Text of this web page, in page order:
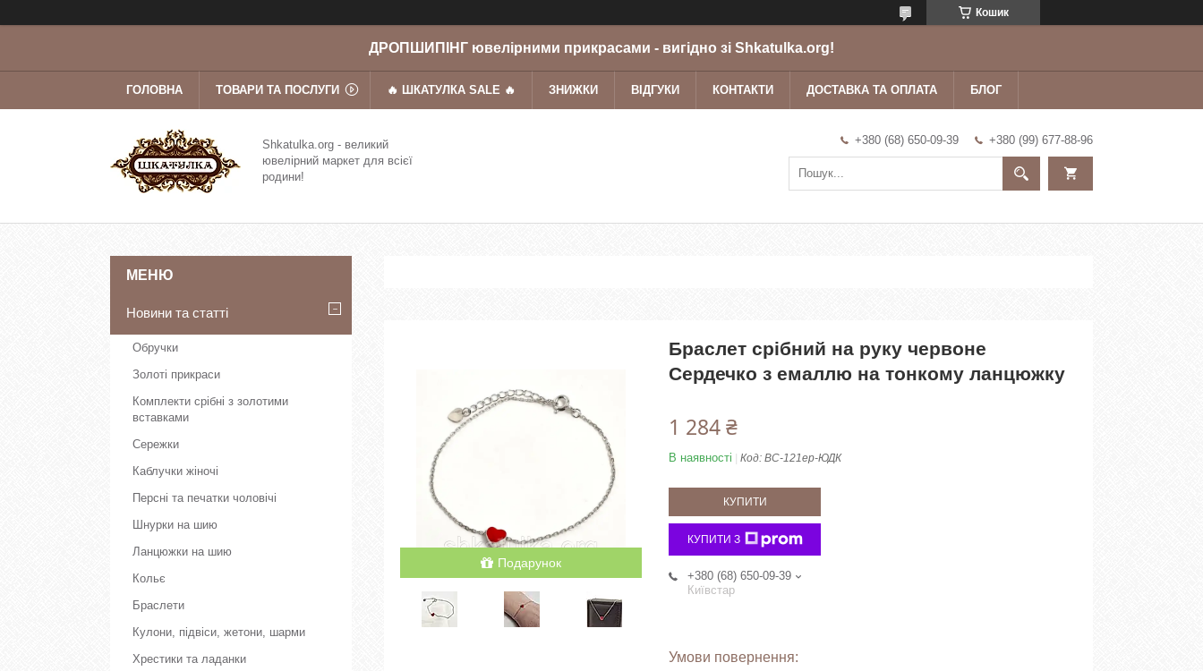
Кошик
ДРОПШИПІНГ ювелірними прикрасами - вигідно зі Shkatulka.org!
ГОЛОВНА ТОВАРИ ТА ПОСЛУГИ 🔥 ШКАТУЛКА SALE 🔥 ЗНИЖКИ ВІДГУКИ КОНТАКТИ ДОСТАВКА ТА ОПЛАТА БЛОГ
Shkatulka.org - великий
ювелірний маркет для всієї
родини!
+380 (68) 650-09-39 +380 (99) 677-88-96
Подарунок
Браслет срібний на руку червоне
Сердечко з емаллю на тонкому ланцюжку
1 284 ₴
В наявності Код: ВС-121ер-ЮДК
КУПИТИ
КУПИТИ З
+380 (68) 650-09-39
Київстар
Новини та статті
Обручки
Золоті прикраси
Комплекти срібні з золотими
вставками
Сережки
Каблучки жіночі
Персні та печатки чоловічі
Шнурки на шию
Ланцюжки на шию
Кольє
Браслети
Кулони, підвіси, жетони, шарми
Хрестики та ладанки